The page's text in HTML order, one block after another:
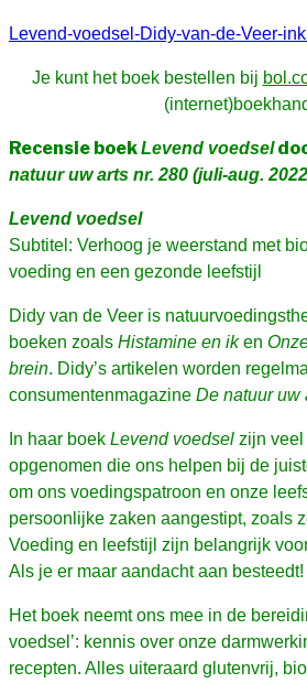
Levend-voedsel-Didy-van-de-Veer-
Je kunt het boek bestellen bij
Recensie boekLevend voedsel
natuur uw arts nr. 280 (juli-aug.
Levend voedsel
Subtitel: Verhoog je weerstand met
voeding en een gezonde leefstijl
Didy van de Veer is
boeken zoals Histamine en iken
brein. Didy’s artikelen worden
consumentenmagazine De natuur uw
In haar boek Levend voedsel zijn
opgenomen die ons helpen bij de
om ons voedingspatroon en onze
persoonlijke zaken aangestipt, zoals
Voeding en leefstijl zijn belangrijk
Als je er maar aandacht aan besteedt!
Het boek neemt ons mee in de
voedsel’: kennis over onze
recepten. Alles uiteraard glutenvrij,